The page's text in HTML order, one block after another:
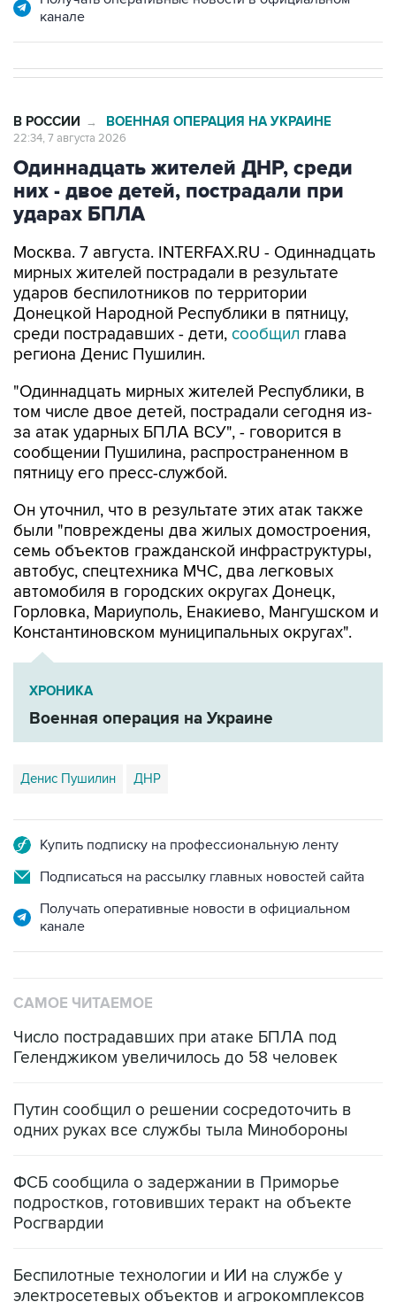
Одиннадцать жителей ДНР, среди
них - двое детей, пострадали при
ударах БПЛА
Москва. 7 августа. INTERFAX.RU - Одиннадцать
ударов беспилотников по территории
Донецкой Народной Республики в пятницу,
среди пострадавших - дети,сообщилглава
региона Денис Пушилин.
"Одиннадцать мирных жителей Республики, в
за атак ударных БПЛА ВСУ", - говорится в
сообщении Пушилина, распространенном в
пятницу его пресс-службой.
Он уточнил, что в результате этих атак также
семь объектов гражданской инфраструктуры,
автобус, спецтехника МЧС, два легковых
автомобиля в городских округах Донецк,
Горловка, Мариуполь, Енакиево, Мангушском и
Константиновском муниципальных округах".
ХРОНИКА
Военная операция на Украине
Денис Пушилин ДНР
Подписаться на рассылку главных новостей сайта
Получать оперативные новости в официальном
Число пострадавших при атаке БПЛА под
Путин сообщил о решении сосредоточить в
ФСБ сообщила о задержании в Приморье
Росгвардии
Беспилотные технологии и ИИ на службе у
Социальная реклама, АНО «Национальные приоритеты».
ИНН 7725383515 Erid: F7NfYUJCUneVdwcydK6A